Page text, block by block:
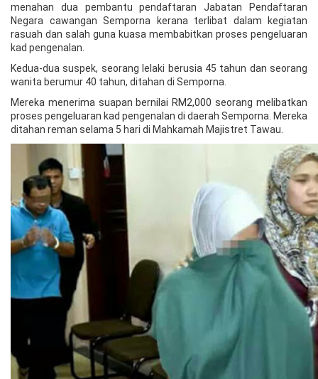
menahan dua pembantu pendaftaran Jabatan Pendaftaran
Negara cawangan Semporna kerana terlibat dalam kegiatan
rasuah dan salah guna kuasa membabitkan proses pengeluaran
kad pengenalan.
Kedua-dua suspek, seorang lelaki berusia 45 tahun dan seorang
wanita berumur 40 tahun, ditahan di Semporna.
Mereka menerima suapan bernilai RM2,000 seorang melibatkan
proses pengeluaran kad pengenalan di daerah Semporna. Mereka
ditahan reman selama 5 hari di Mahkamah Majistret Tawau.